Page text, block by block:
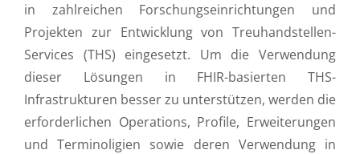
in zahlreichen Forschungseinrichtungen und
Projekten zur Entwicklung von Treuhandstellen-
Services (THS) eingesetzt. Um die Verwendung
dieser Lösungen in FHIR-basierten THS-
Infrastrukturen besser zu unterstützen, werden die
erforderlichen Operations, Profile, Erweiterungen
und Terminoligien sowie deren Verwendung in